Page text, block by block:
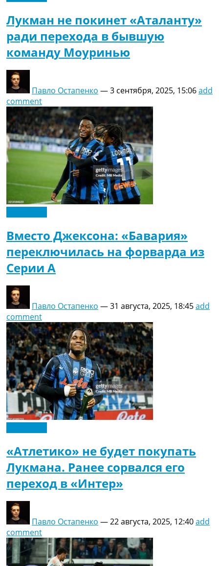
Лукман не покинет «Аталанту»
ради перехода в бывшую
команду Моуринью
Павло Остапенко —3 сентября, 2025, 15:06add
comment
Вместо Джексона: «Бавария»
переключилась на форварда из
Серии А
Павло Остапенко —31 августа, 2025, 18:45add
comment
«Атлетико» не будет покупать
Лукмана. Ранее сорвался его
переход в «Интер»
Павло Остапенко —22 августа, 2025, 12:40add
comment